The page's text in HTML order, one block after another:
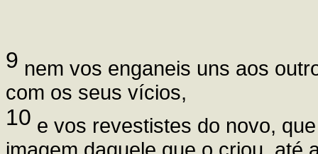
9 nem vos enganeis uns aos
com os seus vícios,
10 e vos revestistes do novo,